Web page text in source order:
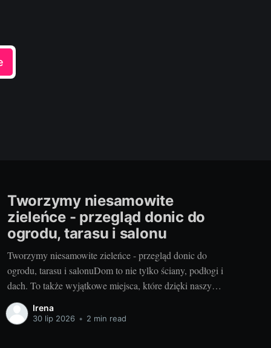
Tworzymy niesamowite
zieleńce - przegląd donic do
ogrodu, tarasu i salonu
Tworzymy niesamowite zieleńce - przegląd donic do
ogrodu, tarasu i salonuDom to nie tylko ściany, podłogi i
dach. To także wyjątkowe miejsca, które dzięki naszym
działaniom nabrały charakteru i stały się naszą oazą
spokoju. Ogrody, tarasy czy salon, marzą się o zieleni,
Irena
30 lip 2026 • 2 min read